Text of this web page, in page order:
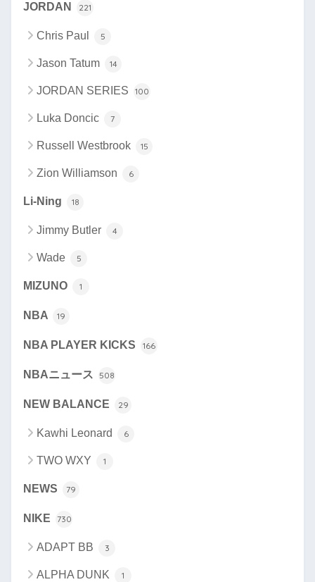
JORDAN 221
Chris Paul 5
Jason Tatum 14
JORDAN SERIES 100
Luka Doncic 7
Russell Westbrook 15
Zion Williamson 6
Li-Ning 18
Jimmy Butler 4
Wade 5
MIZUNO 1
NBA 19
NBA PLAYER KICKS 166
NBAニュース 508
NEW BALANCE 29
Kawhi Leonard 6
TWO WXY 1
NEWS 79
NIKE 730
ADAPT BB 3
ALPHA DUNK 1